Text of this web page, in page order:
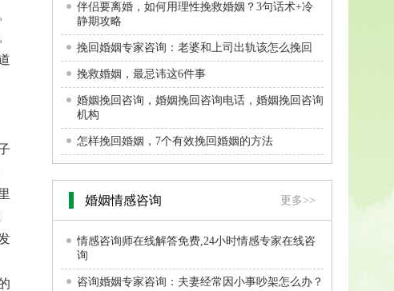
伴侣要离婚，如何用理性挽救婚姻？3句话术+冷
静期攻略
挽回婚姻专家咨询：老婆和上司出轨该怎么挽回
挽救婚姻，最忌讳这6件事
婚姻挽回咨询，婚姻挽回咨询电话，婚姻挽回咨询
机构
怎样挽回婚姻，7个有效挽回婚姻的方法
婚姻情感咨询 更多>>
情感咨询师在线解答免费,24小时情感专家在线咨
询
咨询婚姻专家咨询：夫妻经常因小事吵架怎么办？